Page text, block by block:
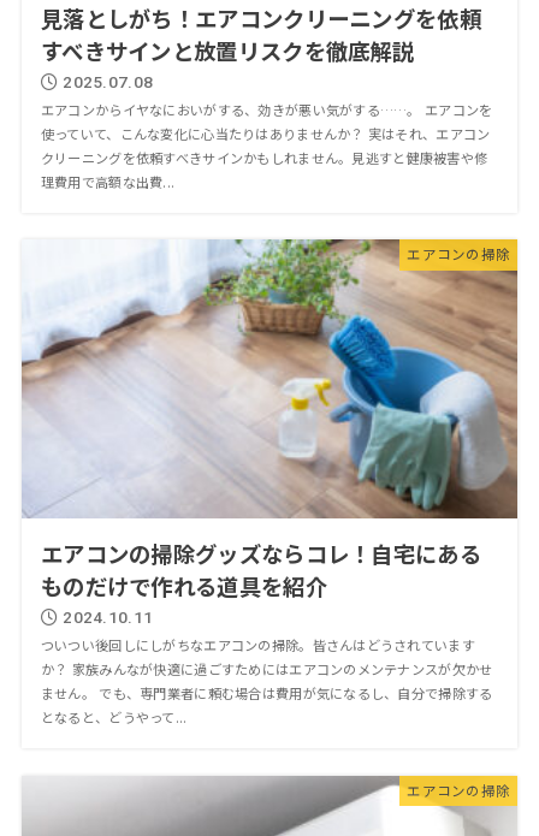
見落としがち！エアコンクリーニングを依頼
すべきサインと放置リスクを徹底解説
2025.07.08
エアコンからイヤなにおいがする、効きが悪い気がする……。 エアコンを
使っていて、こんな変化に心当たりはありませんか？ 実はそれ、エアコン
クリーニングを依頼すべきサインかもしれません。見逃すと健康被害や修
理費用で高額な出費...
エアコンの掃除
エアコンの掃除グッズならコレ！自宅にある
ものだけで作れる道具を紹介
2024.10.11
ついつい後回しにしがちなエアコンの掃除。皆さんはどうされています
か？ 家族みんなが快適に過ごすためにはエアコンのメンテナンスが欠かせ
ません。 でも、専門業者に頼む場合は費用が気になるし、自分で掃除する
となると、どうやって...
エアコンの掃除